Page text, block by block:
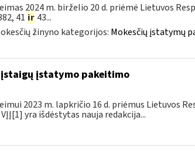
2024 m. birželio 20 d. priėmė Lietuvos
41 ir 43...
žinyno kategorijos: Mokesčių įstatymų
įstatymo pakeitimo
2023 m. lapkričio 16 d. priėmus Lietuvos
yra išdėstytas nauja redakcija...